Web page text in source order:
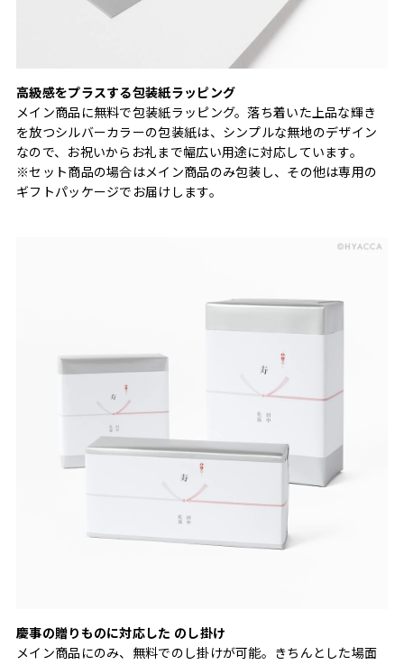
高級感をプラスする包装紙ラッピング
メイン商品に無料で包装紙ラッピング。落ち着いた上品な輝き
を放つシルバーカラーの包装紙は、シンプルな無地のデザイン
なので、お祝いからお礼まで幅広い用途に対応しています。
※セット商品の場合はメイン商品のみ包装し、その他は専用の
ギフトパッケージでお届けします。
慶事の贈りものに対応した のし掛け
メイン商品にのみ、無料でのし掛けが可能。きちんとした場面